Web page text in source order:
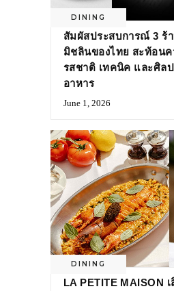
DINING
สัมผัสประสบการณ์ 3 ร้
มิชลินของไทย สะท้อนค
รสชาติ เทคนิค และศิลป
อาหาร
June 1, 2026
DINING
LA PETITE MAISON